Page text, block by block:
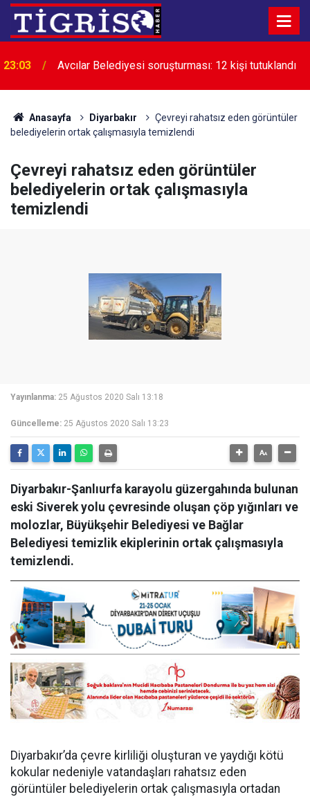
23:03 Avcılar Belediyesi soruşturması: 12 kişi tutuklandı
Anasayfa Diyarbakır
Çevreyi rahatsız eden görüntüler
belediyelerin ortak çalışmasıyla temizlendi
Çevreyi rahatsız eden görüntüler
belediyelerin ortak çalışmasıyla
temizlendi
Yayınlanma: 25 Ağustos 2020 Salı 13:18
Güncelleme: 25 Ağustos 2020 Salı 13:23
Diyarbakır-Şanlıurfa karayolu güzergahında bulunan
eski Siverek yolu çevresinde oluşan çöp yığınları ve
molozlar, Büyükşehir Belediyesi ve Bağlar
Belediyesi temizlik ekiplerinin ortak çalışmasıyla
temizlendi.
Diyarbakır’da çevre kirliliği oluşturan ve yaydığı kötü
kokular nedeniyle vatandaşları rahatsız eden
görüntüler belediyelerin ortak çalışmasıyla ortadan